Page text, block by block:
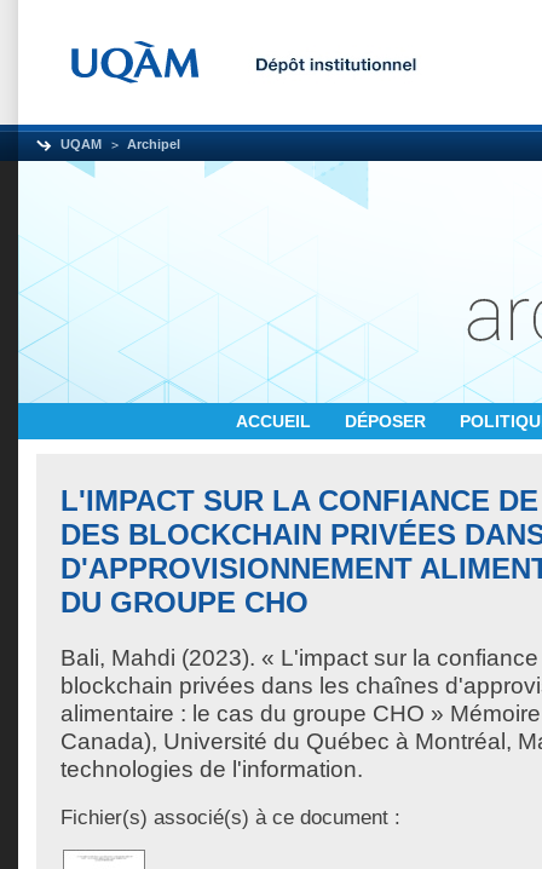
UQAM Archipel
ACCUEIL DÉPOSER
L'IMPACT SUR LA CONFIANCE
DES BLOCKCHAIN PRIVÉES
D'APPROVISIONNEMENT
DU GROUPE CHO
Bali, Mahdi (2023). « L'impact sur la
blockchain privées dans les chaînes
alimentaire : le cas du groupe CHO »
Canada), Université du Québec à Montréal,
technologies de l'information.
Fichier(s) associé(s) à ce document :